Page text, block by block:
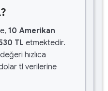
10 Amerikan
TL etmektedir.
hızlıca
tl verilerine